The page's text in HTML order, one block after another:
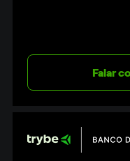
Falar